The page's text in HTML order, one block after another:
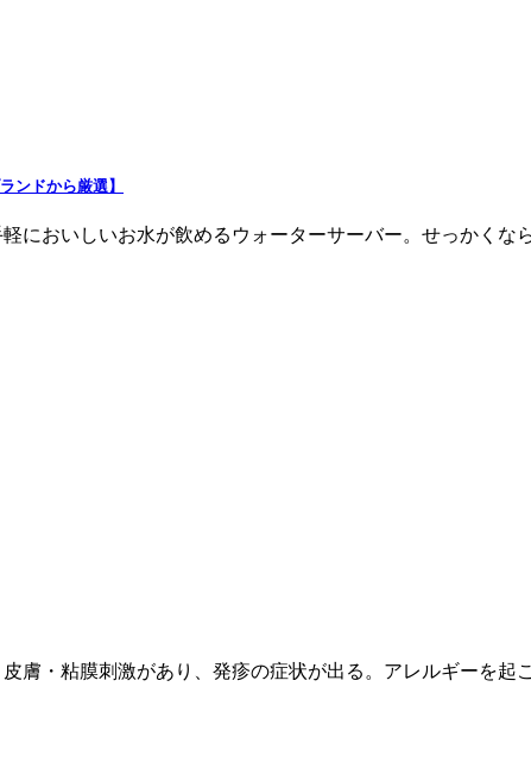
ンドから厳選】
においしいお水が飲めるウォーターサーバー。せっかく
膚・粘膜刺激があり、発疹の症状が出る。アレルギーを起